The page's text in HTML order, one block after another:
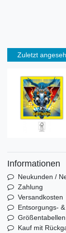
Zuletzt
Informationen
Neukunden /
Zahlung
Versandkosten
Entsorgungs-
Größentabellen
Kauf mit